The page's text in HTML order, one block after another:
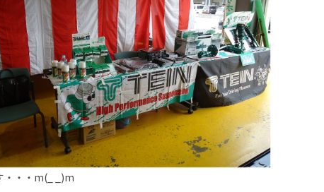
・・・m(_ _)m